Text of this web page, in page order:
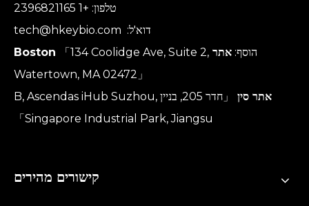
טלפון: +1 2396821165
דוא'ל: tech@hkeybio.com
הוסף: אתר Boston 「134 Coolidge Ave, Suite 2,
Watertown, MA 02472」
אתר סין
「חדר 205, בניין B, Ascendas iHub Suzhou,
Singapore Industrial Park, Jiangsu」
קישורים מהירים